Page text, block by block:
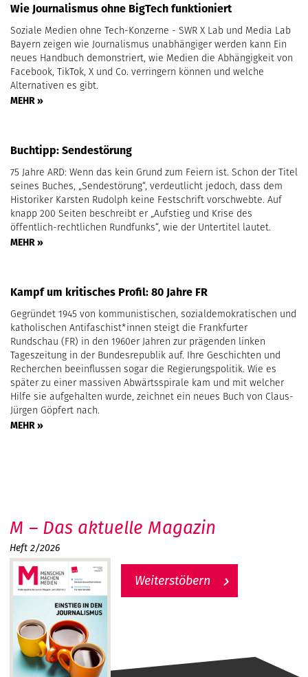
Wie Journalismus ohne BigTech funktioniert
Soziale Medien ohne Tech-Konzerne - SWR X Lab und Media Lab
Bayern zeigen wie Journalismus unabhängiger werden kann Ein
neues Handbuch demonstriert, wie Medien die Abhängigkeit von
Facebook, TikTok, X und Co. verringern können und welche
Alternativen es gibt.
MEHR »
Buchtipp: Sendestörung
75 Jahre ARD: Wenn das kein Grund zum Feiern ist. Schon der Titel
seines Buches, „Sendestörung“, verdeutlicht jedoch, dass dem
Historiker Karsten Rudolph keine Festschrift vorschwebte. Auf
knapp 200 Seiten beschreibt er „Aufstieg und Krise des
öffentlich-rechtlichen Rundfunks“, wie der Untertitel lautet.
MEHR »
Kampf um kritisches Profil: 80 Jahre FR
Gegründet 1945 von kommunistischen, sozialdemokratischen und
katholischen Antifaschist*innen steigt die Frankfurter
Rundschau (FR) in den 1960er Jahren zur prägenden linken
Tageszeitung in der Bundesrepublik auf. Ihre Geschichten und
Recherchen beeinflussen sogar die Regierungspolitik. Wie es
später zu einer massiven Abwärtsspirale kam und mit welcher
Hilfe sie aufgehalten wurde, zeichnet ein neues Buch von Claus-
Jürgen Göpfert nach.
MEHR »
M – Das aktuelle Magazin
Heft 2/2026
Weiterstöbern